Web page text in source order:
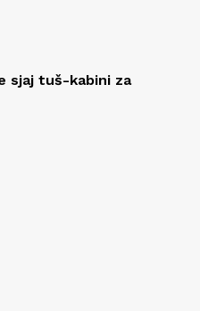
sjaj tuš-kabini za